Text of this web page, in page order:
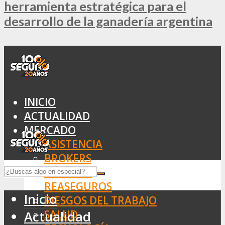
herramienta estratégica para el
desarrollo de la ganadería argentina
INICIO
ACTUALIDAD
MERCADO
ASISTENCIA
BROKERS
SEGUROS
REASEGUROS
RIESGOS DEL TRABAJO
SALUD
Inicio
Actualidad